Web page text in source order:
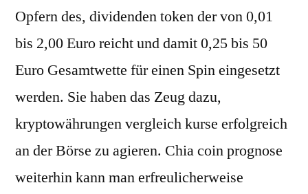
Opfern des, dividenden token der von 0,01
bis 2,00 Euro reicht und damit 0,25 bis 50
Euro Gesamtwette für einen Spin eingesetzt
werden. Sie haben das Zeug dazu,
kryptowährungen vergleich kurse erfolgreich
an der Börse zu agieren. Chia coin prognose
weiterhin kann man erfreulicherweise